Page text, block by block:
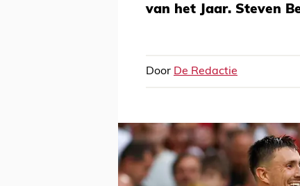
van het Jaar. Steven
Door De Redactie